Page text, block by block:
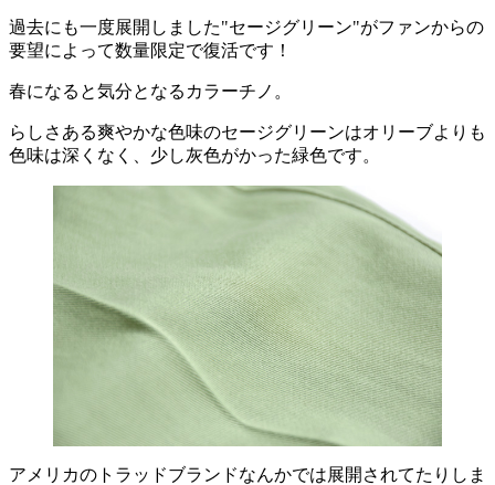
過去にも一度展開しました"セージグリーン"がファンからの
要望によって数量限定で復活です！
春になると気分となるカラーチノ。
らしさある爽やかな色味のセージグリーンはオリーブよりも
色味は深くなく、少し灰色がかった緑色です。
アメリカのトラッドブランドなんかでは展開されてたりしま